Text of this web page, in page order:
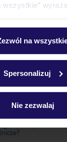
wszystkie”
wybór wchodząc
o plikach
na
Spersonalizuj
Nie zezwalaj
pytania
osobę zgłaszającą?
TUI?